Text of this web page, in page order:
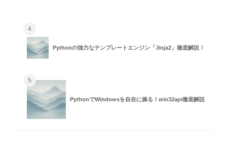
4
Pythonの強力なテンプレートエンジン「Jinja2」徹底解説！
5
PythonでWindowsを自在に操る！win32api徹底解説